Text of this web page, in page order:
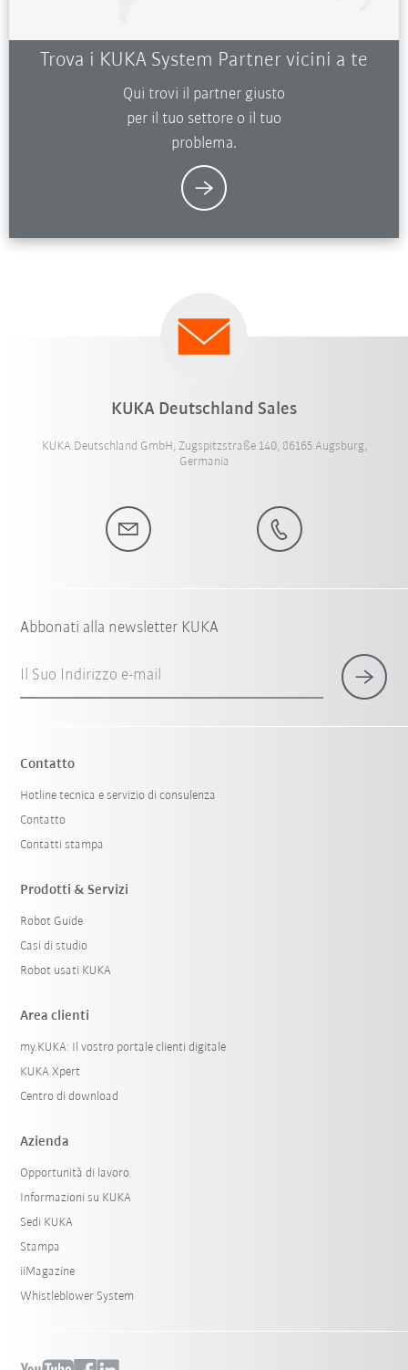
Trova i KUKA System Partner vicini a te
Qui trovi il partner giusto
per il tuo settore o il tuo
problema.
KUKA Deutschland Sales
KUKA Deutschland GmbH, Zugspitzstraße 140, 86165 Augsburg,
Germania
Abbonati alla newsletter KUKA
Il Suo Indirizzo e-mail
Contatto
Hotline tecnica e servizio di consulenza
Contatto
Contatti stampa
Prodotti & Servizi
Robot Guide
Casi di studio
Robot usati KUKA
Area clienti
my.KUKA: Il vostro portale clienti digitale
KUKA Xpert
Centro di download
Azienda
Opportunità di lavoro
Informazioni su KUKA
Sedi KUKA
Stampa
iiMagazine
Whistleblower System